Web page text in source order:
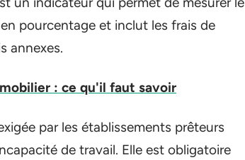
pourcentage et inclut les frais de
annexes.
: ce qu'il faut savoir
par les établissements prêteurs
de travail. Elle est obligatoire